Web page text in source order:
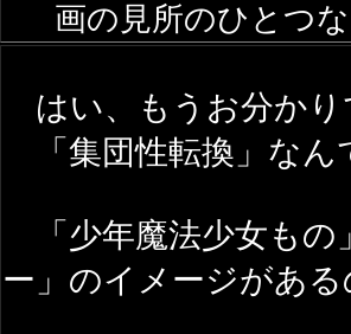
画の見所のひとつ
はい、もうお分かり
「集団性転換」なん
「少年魔法少女もの
ー」のイメージがあ